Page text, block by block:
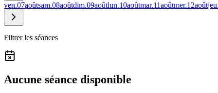
ven.07aoûtsam.08aoûtdim.09aoûtlun.10aoûtmar.11aoûtmer.12août
Filtrer les séances
Aucune séance disponible